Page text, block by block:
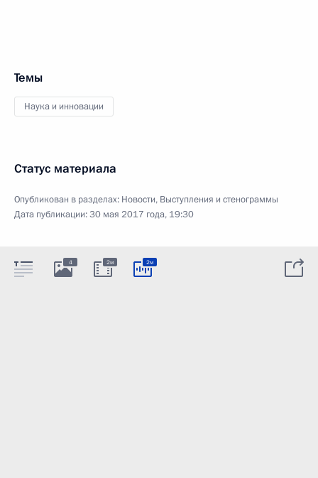
Темы
Наука и инновации
Статус материала
Опубликован в разделах: Новости, Выступления и стенограммы
Дата публикации:30 мая 2017 года, 19:30
4 2м 2м